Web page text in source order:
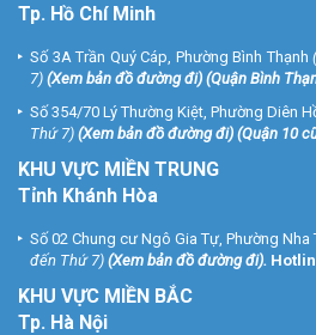
Tp. Hồ Chí Minh
Số 3A Trần Quý Cáp, Phường Bình Thạnh
7) (Xem bản đồ đường đi) (Quận Bình
Số 354/70 Lý Thường Kiệt, Phường Diên
Thứ 7) (Xem bản đồ đường đi) (Quận 10
KHU VỰC MIỀN TRUNG
Tỉnh Khánh Hòa
Số 02 Chung cư Ngô Gia Tự, Phường Nha
đến Thứ 7) (Xem bản đồ đường đi).
KHU VỰC MIỀN BẮC
Tp. Hà Nội